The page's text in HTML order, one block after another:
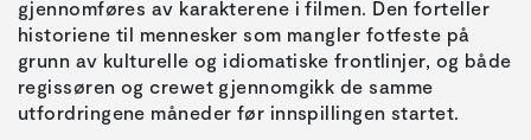
gjennomføres av karakterene i filmen. Den forteller
historiene til mennesker som mangler fotfeste på
grunn av kulturelle og idiomatiske frontlinjer, og både
regissøren og crewet gjennomgikk de samme
utfordringene måneder før innspillingen startet.